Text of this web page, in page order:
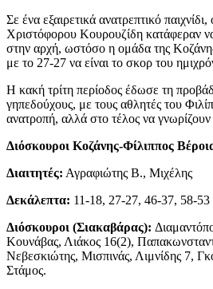
Σε ένα εξαιρετικά ανατρεπτικό
Χριστόφορου Κουρουζίδη κατάφεραν
στην αρχή, ωστόσο η ομάδα της
με το 27-27 να είναι το σκορ του
Η κακή τρίτη περίοδος έδωσε τη
γηπεδούχους, με τους αθλητές του
ανατροπή, αλλά στο τέλος να
Διόσκουροι Κοζάνης-Φίλιππος
Διαιτητές: Αγραφιώτης Β., Μιχέλης
Δεκάλεπτα: 11-18, 27-27, 46-37, 58-53
Διόσκουροι (Σιακαβάρας):
Κουνάβας, Λιάκος 16(2),
Νεβεσκιώτης, Μισπινάς, Λιμνίδης 7,
Στάμος.